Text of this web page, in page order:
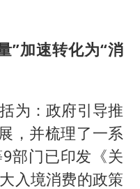
”加速转化为“消
为：政府引导推
，并梳理了一系
部门已印发《关
入境消费的政策